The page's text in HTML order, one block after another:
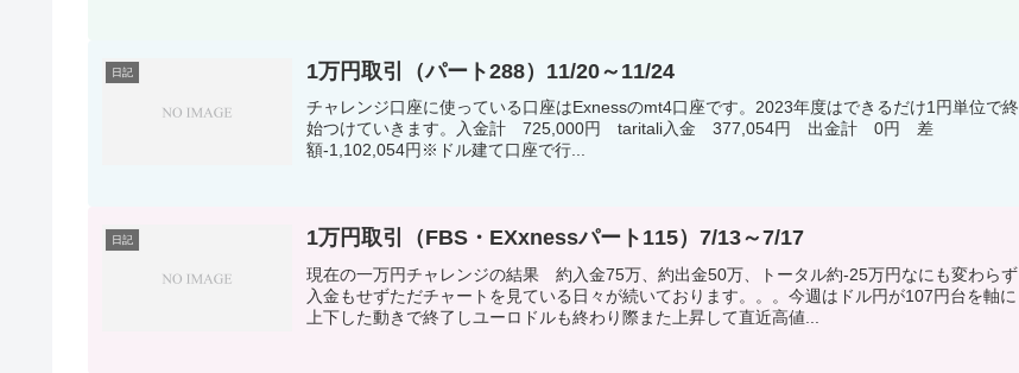
日記 1万円取引（パート288）11/20～11/24
チャレンジ口座に使っている口座はExnessのmt4口座です。2023年度はできるだけ1円単位で終
始つけていきます。入金計 725,000円 taritali入金 377,054円 出金計 0円 差
額-1,102,054円※ドル建て口座で行...
日記 1万円取引（FBS・EXxnessパート115）7/13～7/17
現在の一万円チャレンジの結果 約入金75万、約出金50万、トータル約-25万円なにも変わらず
入金もせずただチャートを見ている日々が続いております。。。今週はドル円が107円台を軸に
上下した動きで終了しユーロドルも終わり際また上昇して直近高値...